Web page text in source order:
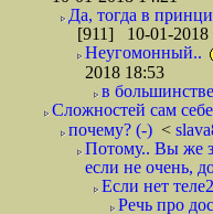
Да, тогда в
[911] 10-01-2018
Неугомонный..
2018 18:53
в
Сложностей сам
почему? (-) <
Потому.. Вы же
если не очень,
Если нет
Речь про